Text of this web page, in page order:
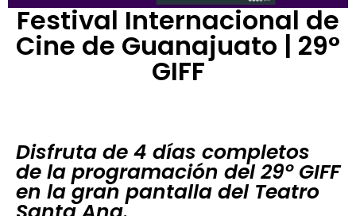
Festival Internacional de
Cine de Guanajuato | 29°
GIFF
Disfruta de 4 días completos
de la programación del 29° GIFF
en la gran pantalla del Teatro